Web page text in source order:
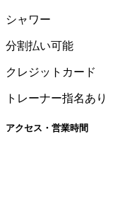
シャワー
分割払い可能
クレジットカード
トレーナー指名あり
アクセス・営業時間